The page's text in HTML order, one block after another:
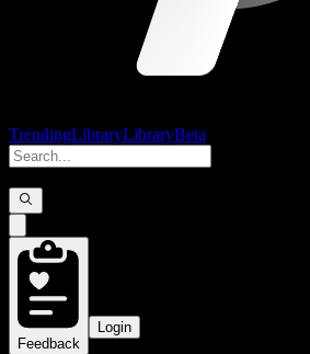
TrendingLibraryLibraryBeta
Feedback
Login